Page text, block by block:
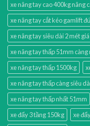
xe nâng tay cao 400kg nâng
xe nâng tay cắt kéo gamlift
xe nâng tay siêu dài 2 mét
xe nâng tay thấp 51mm
xe nâng tay thấp 1500kg
xe nâng tay thấp càng siêu
xe nâng tay thấp nhất 51mm
xe đẩy 3 tầng 150kg
xe